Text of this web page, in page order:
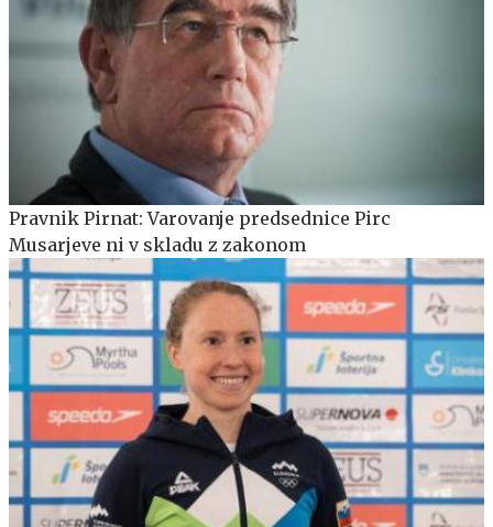
Pravnik Pirnat: Varovanje predsednice Pirc
Musarjeve ni v skladu z zakonom